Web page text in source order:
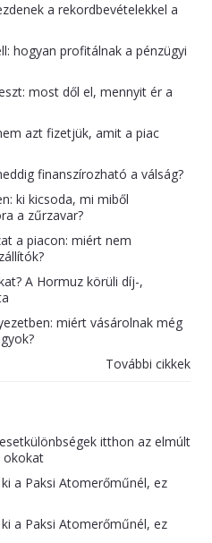
a rekordbevételekkel a
hogyan profitálnak a pénzügyi
most dől el, mennyit ér a
azt fizetjük, amit a piac
finanszírozható a válság?
ki kicsoda, mi miből
a zűrzavar?
a piacon: miért nem
A Hormuz körüli díj-,
miért vásárolnak még
További cikkek
itthon az elmúlt
okokat
a Paksi Atomerőműnél, ez
a Paksi Atomerőműnél, ez